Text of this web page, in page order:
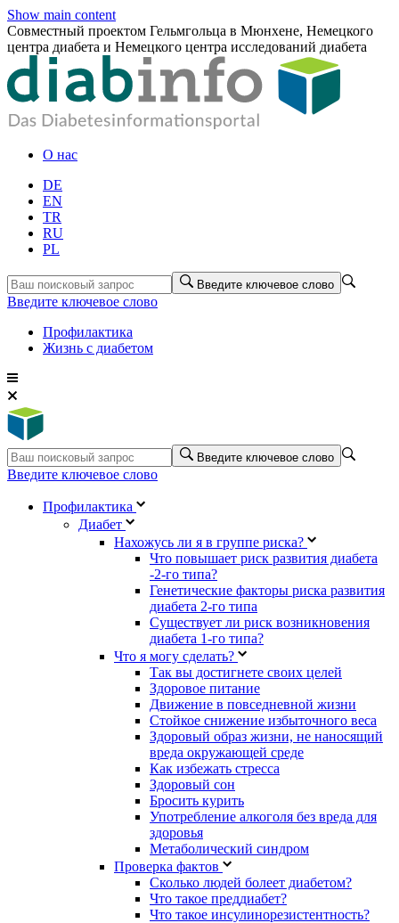
Show main content
Совместный проектом Гельмгольца в Мюнхене, Немецкого
центра диабета и Немецкого центра исследований диабета
О нас
DE
EN
TR
RU
PL
Введите ключевое слово
Введите ключевое слово
Профилактика
Жизнь с диабетом
Введите ключевое слово
Введите ключевое слово
Профилактика
Диабет
Нахожусь ли я в группе риска?
Что повышает риск развития диабета
-2-го типа?
Генетические факторы риска развития
диабета 2-го типа
Существует ли риск возникновения
диабета 1-го типа?
Что я могу сделать?
Так вы достигнете своих целей
Здоровое питание
Движение в повседневной жизни
Стойкое снижение избыточного веса
Здоровый образ жизни, не наносящий
вреда окружающей среде
Как избежать стресса
Здоровый сон
Бросить курить
Употребление алкоголя без вреда для
здоровья
Метаболический синдром
Проверка фактов
Сколько людей болеет диабетом?
Что такое преддиабет?
Что такое инсулинорезистентность?